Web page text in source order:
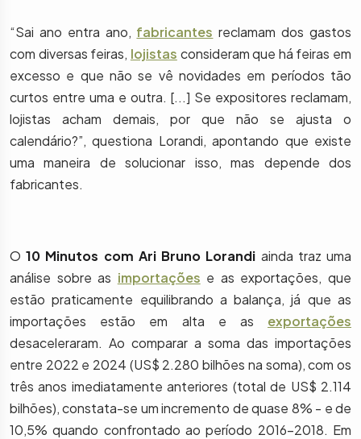
“Sai ano entra ano, fabricantes reclamam dos gastos
com diversas feiras, lojistas consideram que há feiras em
excesso e que não se vê novidades em períodos tão
curtos entre uma e outra. [...] Se expositores reclamam,
lojistas acham demais, por que não se ajusta o
calendário?”, questiona Lorandi, apontando que existe
uma maneira de solucionar isso, mas depende dos
fabricantes.
O10 Minutos com Ari Bruno Lorandi ainda traz uma
análise sobre as importações e as exportações, que
estão praticamente equilibrando a balança, já que as
importações estão em alta e as exportações
desaceleraram. Ao comparar a soma das importações
entre 2022 e 2024 (US$ 2.280 bilhões na soma), com os
três anos imediatamente anteriores (total de US$ 2.114
bilhões), constata-se um incremento de quase 8% - e de
10,5% quando confrontado ao período 2016-2018. Em